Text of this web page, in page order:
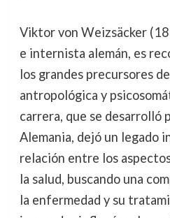
Viktor von Weizsäcker
e internista alemán, es
los grandes precursores
antropológica y
carrera, que se desarrolló
Alemania, dejó un legado
relación entre los
la salud, buscando una
la enfermedad y su